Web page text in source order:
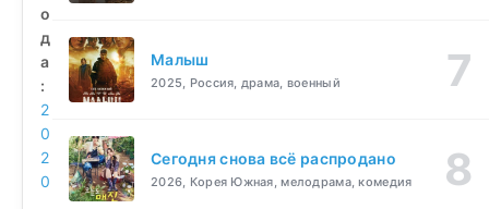
о
д
а
:
2
0
2
0
Малыш
2025, Россия, драма, военный
Сегодня снова всё распродано
2026, Корея Южная, мелодрама, комедия